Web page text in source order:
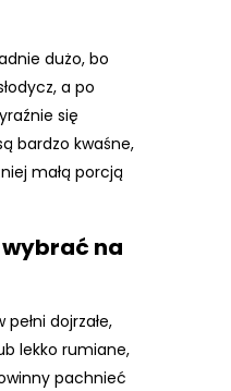
dużo, bo
a po
się
bardzo kwaśne,
małą porcją
na
dojrzałe,
lekko rumiane,
pachnieć